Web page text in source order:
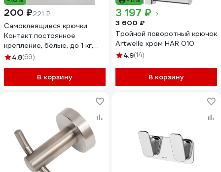
200 ₽221 ₽
Самоклеящиеся крючки
Контакт постоянное
крепление, белые, до 1 кг,
пластиковые, 2 шт. 24572
4.8(69)
В корзину
3 197 ₽
3 600 ₽
Тройной поворотный крючок
Artwelle хром HAR 010
4.9(14)
В корзину